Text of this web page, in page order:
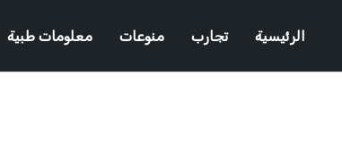
الرئيسية تجارب منوعات معلومات طبية